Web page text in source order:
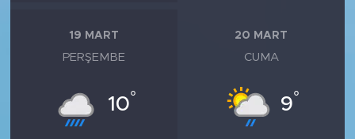
19 MART
PERŞEMBE
10°
20 MART
CUMA
9°